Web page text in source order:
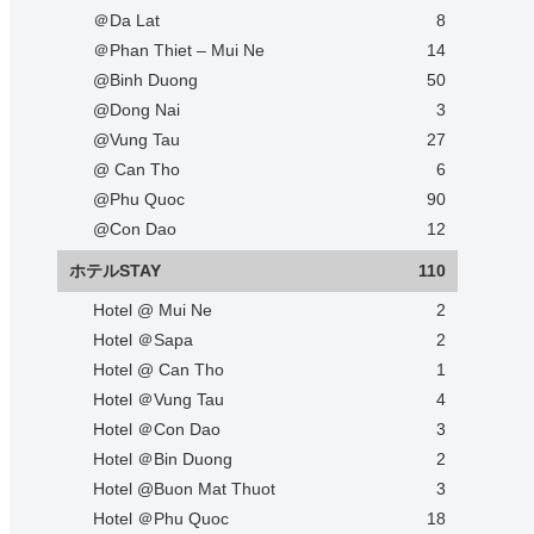
＠Da Lat
8
＠Phan Thiet – Mui Ne
14
@Binh Duong
50
@Dong Nai
3
@Vung Tau
27
@ Can Tho
6
@Phu Quoc
90
@Con Dao
12
ホテルSTAY 110
Hotel @ Mui Ne
2
Hotel ＠Sapa
2
Hotel @ Can Tho
1
Hotel ＠Vung Tau
4
Hotel ＠Con Dao
3
Hotel ＠Bin Duong
2
Hotel @Buon Mat Thuot
3
Hotel ＠Phu Quoc
18